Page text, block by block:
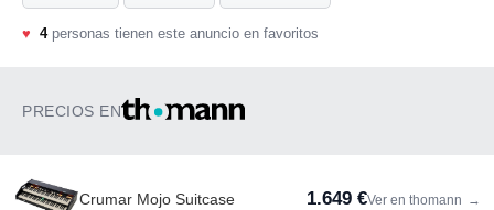
♥ 4personas tienen este anuncio en favoritos
PRECIOS EN
Crumar Mojo Suitcase 1.649 €Ver en thomann →